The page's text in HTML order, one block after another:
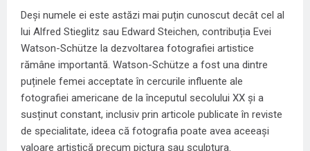
Deși numele ei este astăzi mai puțin cunoscut decât cel al
lui Alfred Stieglitz sau Edward Steichen, contribuția Evei
Watson-Schütze la dezvoltarea fotografiei artistice
rămâne importantă. Watson-Schütze a fost una dintre
puținele femei acceptate în cercurile influente ale
fotografiei americane de la începutul secolului XX și a
susținut constant, inclusiv prin articole publicate în reviste
de specialitate, ideea că fotografia poate avea aceeași
valoare artistică precum pictura sau sculptura.